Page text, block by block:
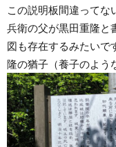
この説明板間違ってな
兵衛の父が黒田重隆と
図も存在するみたいで
隆の猶子（養子のよう